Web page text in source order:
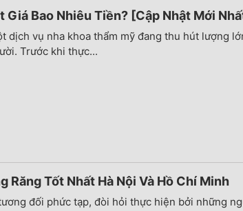
Giá Bao Nhiêu Tiền? [Cập Nhật Mới
dịch vụ nha khoa thẩm mỹ đang thu hút lượng
Trước khi thực...
Răng Tốt Nhất Hà Nội Và Hồ Chí Minh
đối phức tạp, đòi hỏi thực hiện bởi những